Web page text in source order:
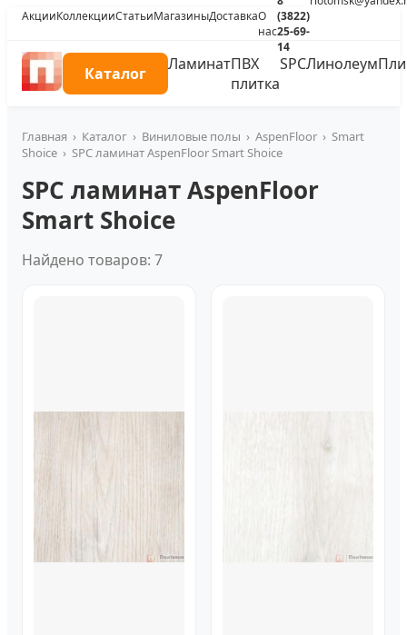
АкцииКоллекцииСтатьиМагазиныДоставкаО
нас
(3822)
25-69-
14
Каталог ЛаминатПВХ
плитка
SPCЛинолеум
Главная › Каталог › Виниловые полы › AspenFloor › Smart
Shoice › SPC ламинат AspenFloor Smart Shoice
SPC ламинат AspenFloor
Smart Shoice
Найдено товаров: 7